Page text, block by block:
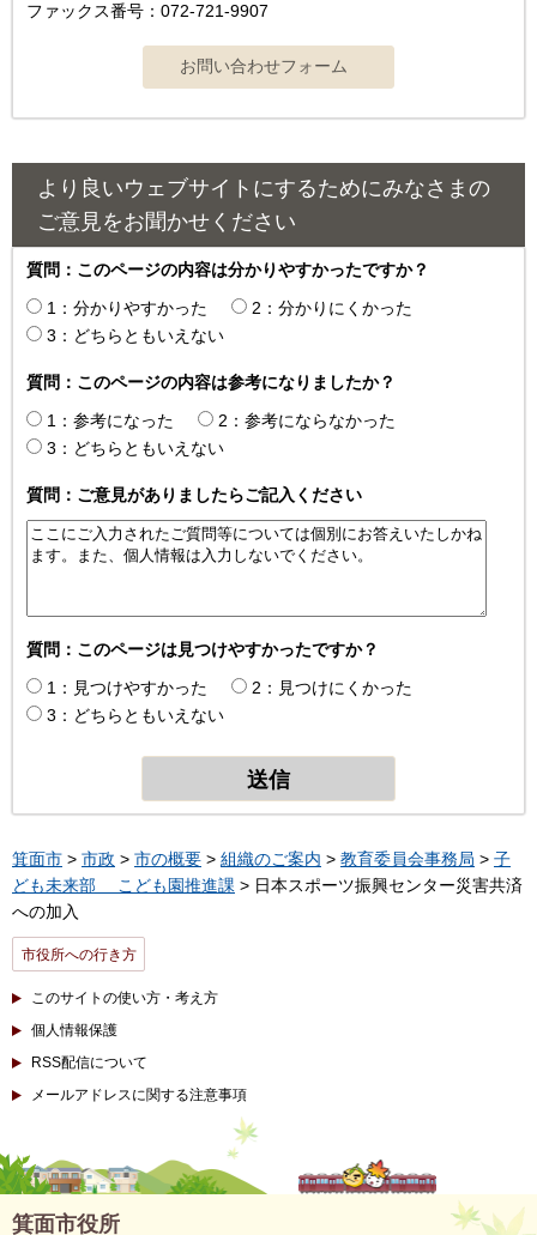
ファックス番号：072-721-9907
より良いウェブサイトにするためにみなさまの
ご意見をお聞かせください
質問：このページの内容は分かりやすかったですか？
1：分かりやすかった
2：分かりにくかった
3：どちらともいえない
質問：このページの内容は参考になりましたか？
1：参考になった
2：参考にならなかった
3：どちらともいえない
質問：ご意見がありましたらご記入ください
質問：このページは見つけやすかったですか？
1：見つけやすかった
2：見つけにくかった
3：どちらともいえない
箕面市 > 市政 > 市の概要 > 組織のご案内 > 教育委員会事務局 > 子
ども未来部 こども園推進課 > 日本スポーツ振興センター災害共済
への加入
市役所への行き方
このサイトの使い方・考え方
個人情報保護
RSS配信について
メールアドレスに関する注意事項
箕面市役所